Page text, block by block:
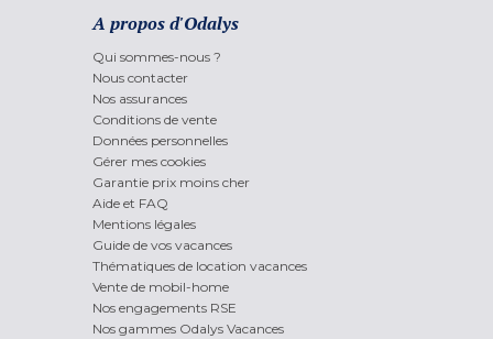
A propos d'Odalys
Qui sommes-nous ?
Nous contacter
Nos assurances
Conditions de vente
Données personnelles
Gérer mes cookies
Garantie prix moins cher
Aide et FAQ
Mentions légales
Guide de vos vacances
Thématiques de location vacances
Vente de mobil-home
Nos engagements RSE
Nos gammes Odalys Vacances